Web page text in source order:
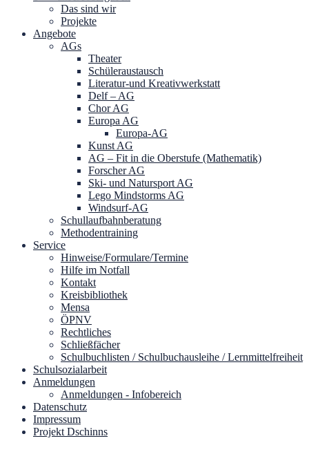
Das sind wir
Projekte
Angebote
AGs
Theater
Schüleraustausch
Literatur-und Kreativwerkstatt
Delf – AG
Chor AG
Europa AG
Europa-AG
Kunst AG
AG – Fit in die Oberstufe (Mathematik)
Forscher AG
Ski- und Natursport AG
Lego Mindstorms AG
Windsurf-AG
Schullaufbahnberatung
Methodentraining
Service
Hinweise/Formulare/Termine
Hilfe im Notfall
Kontakt
Kreisbibliothek
Mensa
ÖPNV
Rechtliches
Schließfächer
Schulbuchlisten / Schulbuchausleihe / Lernmittelfreiheit
Schulsozialarbeit
Anmeldungen
Anmeldungen - Infobereich
Datenschutz
Impressum
Projekt Dschinns